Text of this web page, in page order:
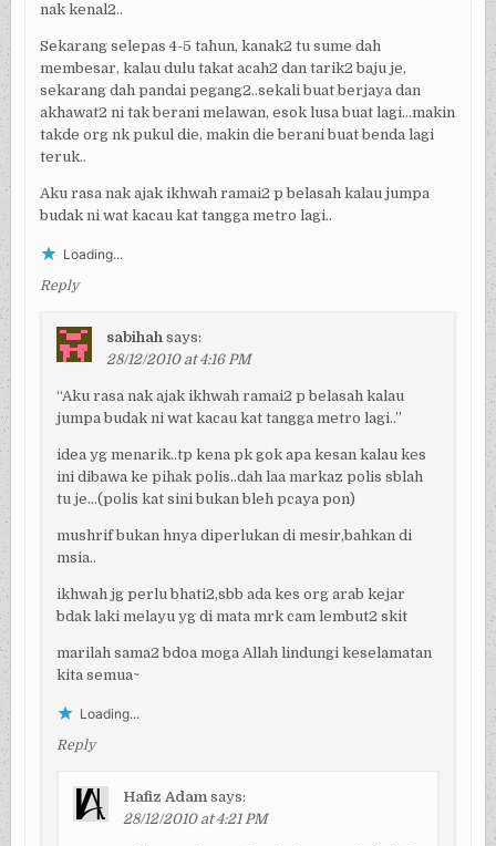
nak kenal2..
Sekarang selepas 4-5 tahun, kanak2 tu sume dah
membesar, kalau dulu takat acah2 dan tarik2 baju je,
sekarang dah pandai pegang2..sekali buat berjaya dan
akhawat2 ni tak berani melawan, esok lusa buat lagi…makin
takde org nk pukul die, makin die berani buat benda lagi
teruk..
Aku rasa nak ajak ikhwah ramai2 p belasah kalau jumpa
budak ni wat kacau kat tangga metro lagi..
Loading...
Reply
sabihah says:
28/12/2010 at 4:16 PM
“Aku rasa nak ajak ikhwah ramai2 p belasah kalau
jumpa budak ni wat kacau kat tangga metro lagi..”
idea yg menarik..tp kena pk gok apa kesan kalau kes
ini dibawa ke pihak polis..dah laa markaz polis sblah
tu je…(polis kat sini bukan bleh pcaya pon)
mushrif bukan hnya diperlukan di mesir,bahkan di
msia..
ikhwah jg perlu bhati2,sbb ada kes org arab kejar
bdak laki melayu yg di mata mrk cam lembut2 skit
marilah sama2 bdoa moga Allah lindungi keselamatan
kita semua~
Loading...
Reply
Hafiz Adam says:
28/12/2010 at 4:21 PM